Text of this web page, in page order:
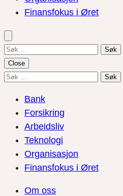
Finansfokus i Øret
Søk
etter:
Close
Søk
Bank
Forsikring
Arbeidsliv
Teknologi
Organisasjon
Finansfokus i Øret
Om oss